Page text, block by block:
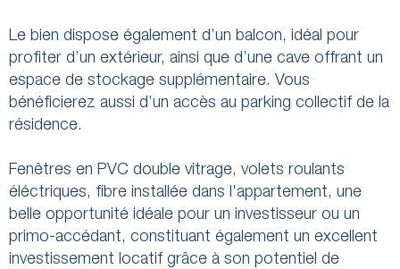
Le bien dispose également d’un balcon, idéal pour
profiter d’un extérieur, ainsi que d’une cave offrant un
espace de stockage supplémentaire. Vous
bénéficierez aussi d’un accès au parking collectif de la
résidence.
Fenêtres en PVC double vitrage, volets roulants
éléctriques, fibre installée dans l'appartement, une
belle opportunité idéale pour un investisseur ou un
primo-accédant, constituant également un excellent
investissement locatif grâce à son potentiel de